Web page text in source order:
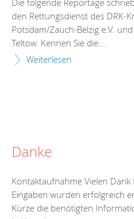
den Rettungsdienst des DRK-
Potsdam/Zauch-Belzig e.V.
Teltow. Kennen Sie die...
Weiterlesen
Danke
Kontaktaufnahme Vielen
Eingaben wurden erfolgreich
Kürze die benötigten